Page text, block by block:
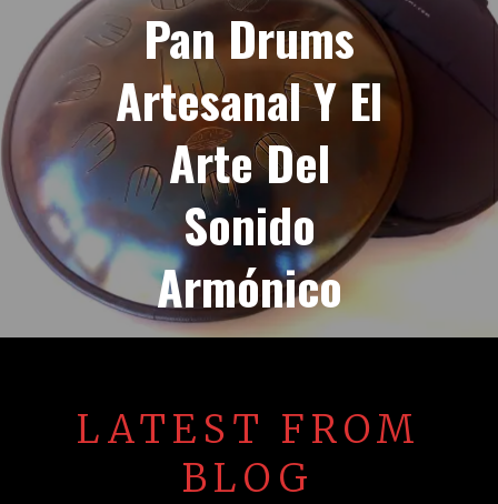
Pan Drums
Artesanal Y El
Arte Del
Sonido
Armónico
LATEST FROM
BLOG